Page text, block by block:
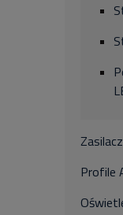
Profile